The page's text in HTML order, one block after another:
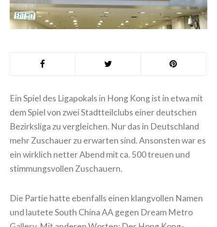
Ein Spiel des Ligapokals in Hong Kong ist in etwa
mit dem Spiel von zwei Stadtteilclubs einer
deutschen Bezirksliga zu vergleichen. Nur das in
Deutschland mehr Zuschauer zu erwarten sind.
Ansonsten war es ein wirklich netter Abend mit ca.
500 treuen und stimmungsvollen Zuschauern.
Die Partie hatte ebenfalls einen klangvollen
Namen und lautete South China AA gegen Dream
Metro Gallery. Mit anderen Worten: Der Hong